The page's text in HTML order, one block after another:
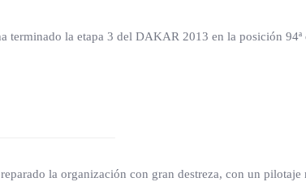
la etapa 3 del DAKAR 2013 en la posición 94ª
la organización con gran destreza, con un